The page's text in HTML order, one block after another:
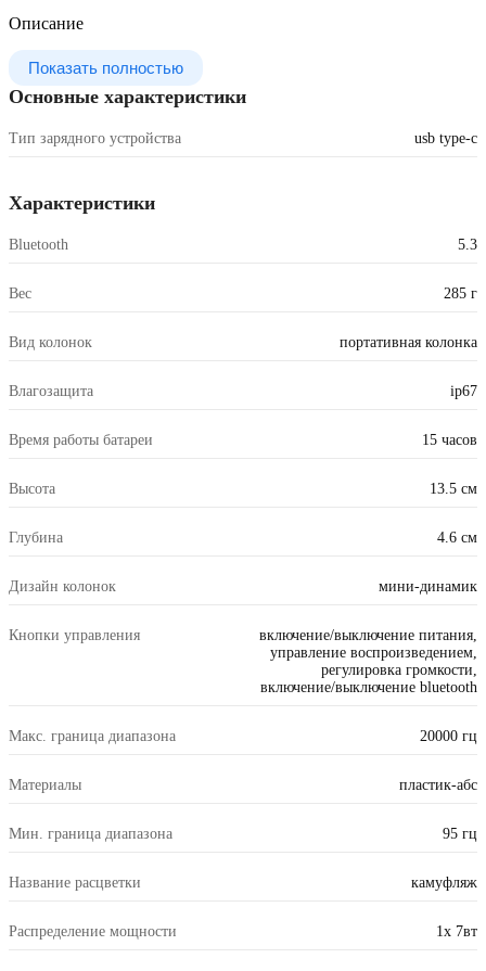
Описание
Показать полностью
Основные характеристики
Тип зарядного устройства usb type-c
Характеристики
Bluetooth 5.3
Вес 285 г
Вид колонок портативная колонка
Влагозащита ip67
Время работы батареи 15 часов
Высота 13.5 см
Глубина 4.6 см
Дизайн колонок мини-динамик
Кнопки управления
включение/выключение питания,
управление воспроизведением,
регулировка громкости,
включение/выключение bluetooth
Макс. граница диапазона 20000 гц
Материалы пластик-абс
Мин. граница диапазона 95 гц
Название расцветки камуфляж
Распределение мощности 1x 7вт